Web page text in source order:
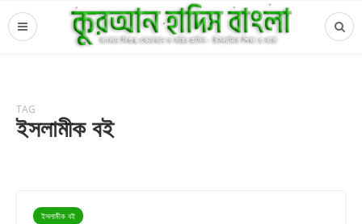
TAG
ইসলামীক বই
ইসলামীক বই